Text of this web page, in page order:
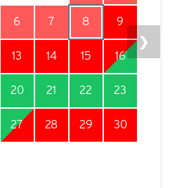
6 7 8 9
13 14 15 16
20 21 22 23
27 28 29 30
❯